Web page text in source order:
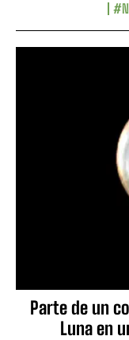
Parte de un
Luna en